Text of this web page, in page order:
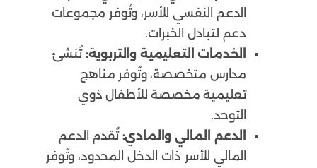
الدعم النفسي للأسر، وتُوفر مجموعات
دعم لتبادل الخبرات.
الخدمات التعليمية والتربوية: تُنشئ
مدارس متخصصة، وتُوفر مناهج
تعليمية مخصصة للأطفال ذوي
التوحد.
الدعم المالي والمادي: تُقدم الدعم
المالي للأسر ذات الدخل المحدود، وتُوفر